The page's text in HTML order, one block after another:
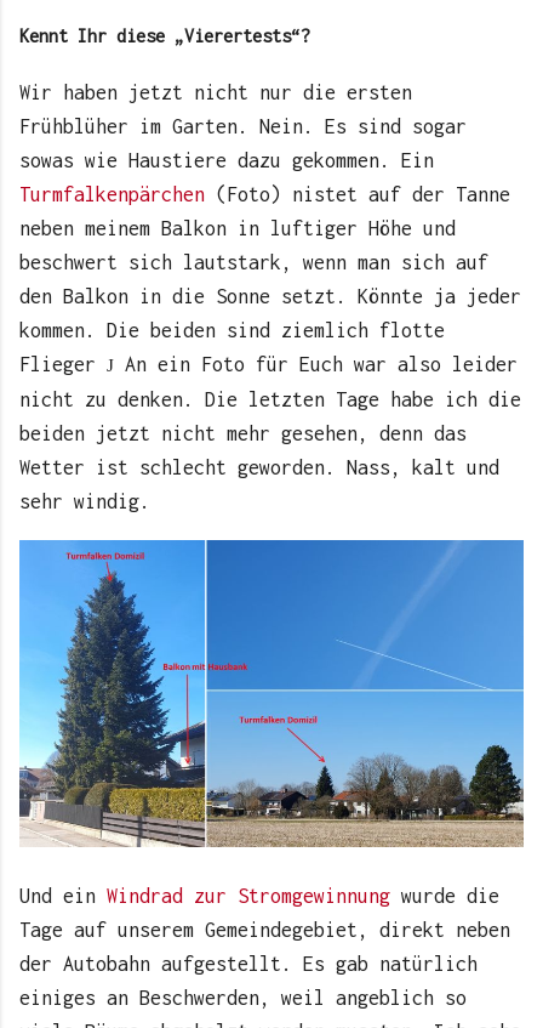
Kennt Ihr diese „Vierertests“?
Wir haben jetzt nicht nur die ersten
Frühblüher im Garten. Nein. Es sind sogar
sowas wie Haustiere dazu gekommen. Ein
Turmfalkenpärchen (Foto) nistet auf der Tanne
neben meinem Balkon in luftiger Höhe und
beschwert sich lautstark, wenn man sich auf
den Balkon in die Sonne setzt. Könnte ja jeder
kommen. Die beiden sind ziemlich flotte
Flieger J An ein Foto für Euch war also leider
nicht zu denken. Die letzten Tage habe ich die
beiden jetzt nicht mehr gesehen, denn das
Wetter ist schlecht geworden. Nass, kalt und
sehr windig.
Und ein Windrad zur Stromgewinnung wurde die
Tage auf unserem Gemeindegebiet, direkt neben
der Autobahn aufgestellt. Es gab natürlich
einiges an Beschwerden, weil angeblich so